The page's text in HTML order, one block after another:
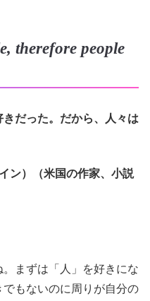
therefore people
きだった。だから、人々は
ン）（米国の作家、小説
まずは「人」を好きにな
もないのに周りが自分の